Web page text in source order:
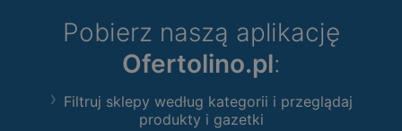
Pobierz naszą aplikację
Ofertolino.pl:
Filtruj sklepy według kategorii i przeglądaj
produkty i gazetki